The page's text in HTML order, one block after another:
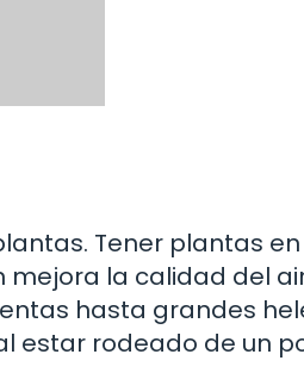
Tener plantas
la calidad del
hasta grandes
estar rodeado de un